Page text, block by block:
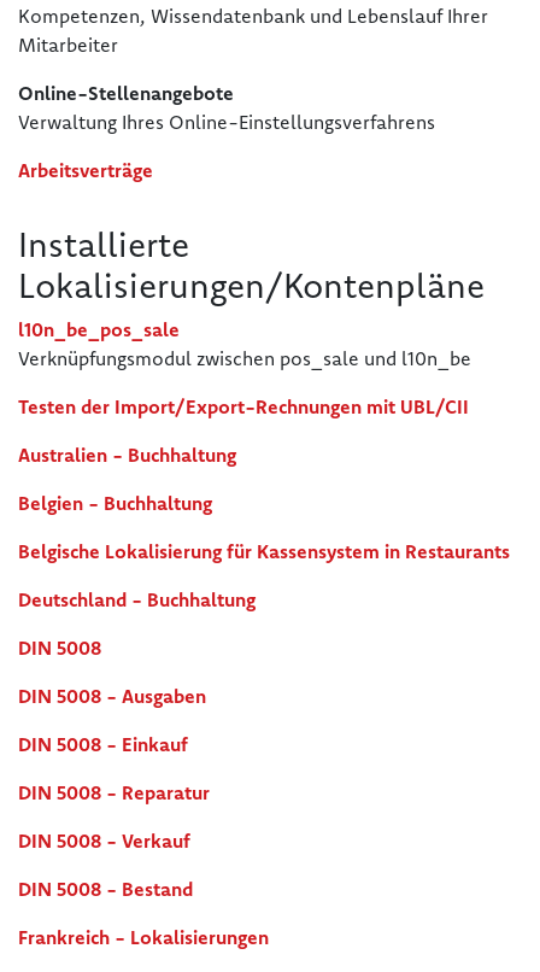
Kompetenzen, Wissendatenbank und Lebenslauf Ihrer
Mitarbeiter
Online-Stellenangebote
Verwaltung Ihres Online-Einstellungsverfahrens
Arbeitsverträge
Installierte
Lokalisierungen/Kontenpläne
l10n_be_pos_sale
Verknüpfungsmodul zwischen pos_sale und l10n_be
Testen der Import/Export-Rechnungen mit UBL/CII
Australien - Buchhaltung
Belgien - Buchhaltung
Belgische Lokalisierung für Kassensystem in Restaurants
Deutschland - Buchhaltung
DIN 5008
DIN 5008 - Ausgaben
DIN 5008 - Einkauf
DIN 5008 - Reparatur
DIN 5008 - Verkauf
DIN 5008 - Bestand
Frankreich - Lokalisierungen